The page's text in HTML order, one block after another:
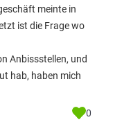
meinte in
ist die Frage wo
Anbissstellen, und
hab, haben mich
0